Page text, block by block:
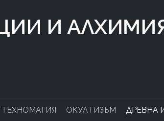
И
ТЕХНОМАГИЯ ОКУЛТИЗЪМ
ДРЕВНА